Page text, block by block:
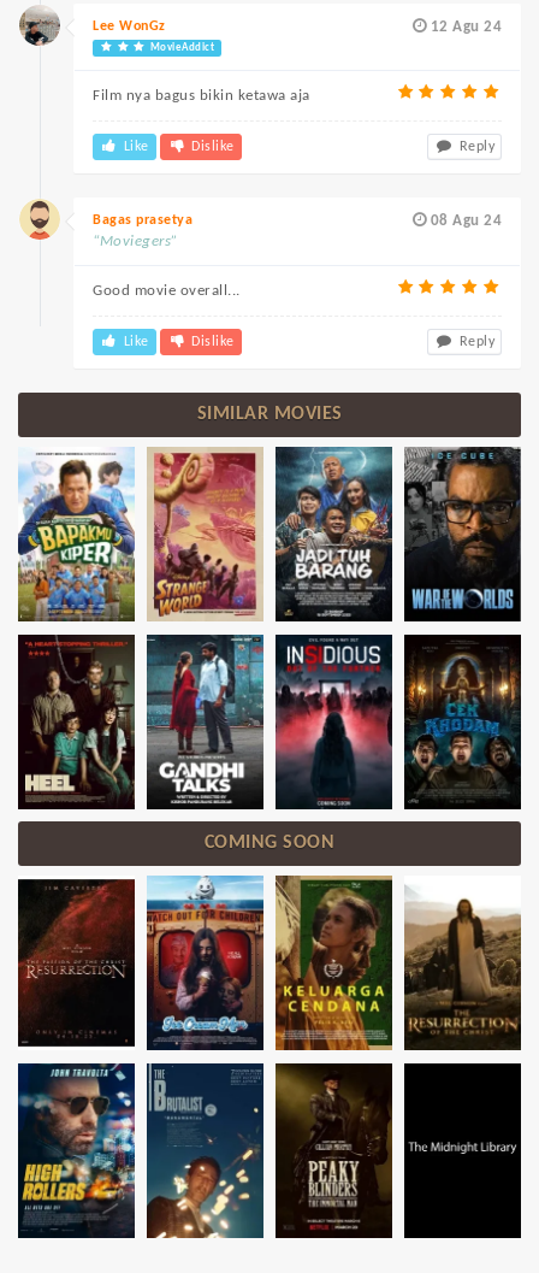
12 Agu 24
Lee WonGz
MovieAddict
Film nya bagus bikin ketawa aja
Like Dislike Reply
08 Agu 24
Bagas prasetya
“Moviegers”
Good movie overall...
Like Dislike Reply
SIMILAR MOVIES
COMING SOON